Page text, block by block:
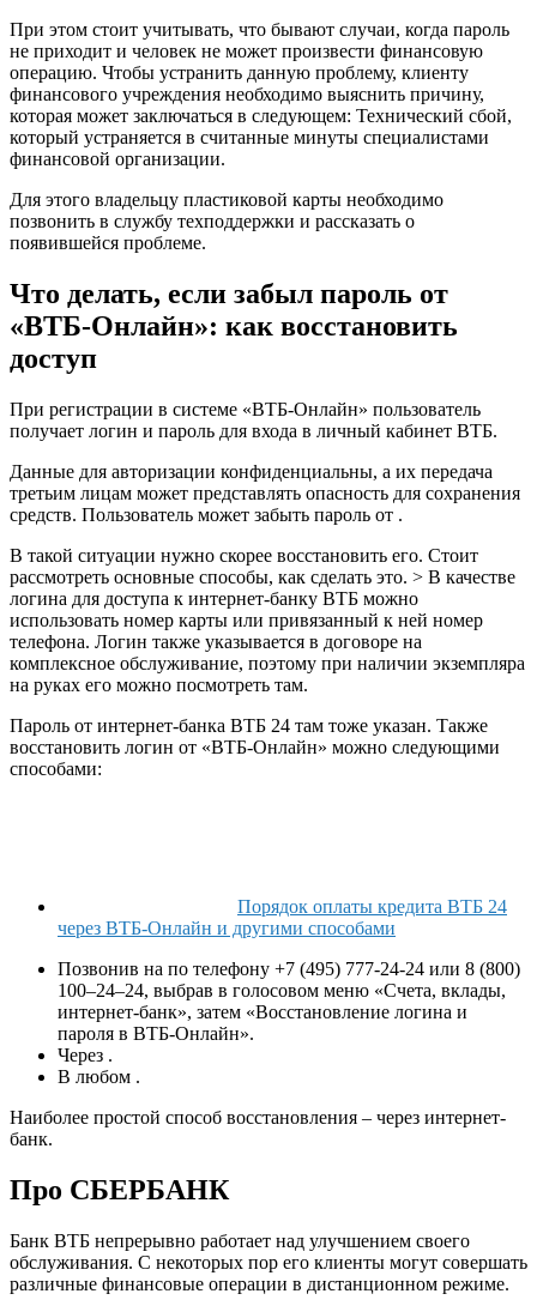
При этом стоит учитывать, что бывают случаи, когда пароль
не приходит и человек не может произвести финансовую
операцию. Чтобы устранить данную проблему, клиенту
финансового учреждения необходимо выяснить причину,
которая может заключаться в следующем: Технический сбой,
который устраняется в считанные минуты специалистами
финансовой организации.
Для этого владельцу пластиковой карты необходимо
позвонить в службу техподдержки и рассказать о
появившейся проблеме.
Что делать, если забыл пароль от
«ВТБ-Онлайн»: как восстановить
доступ
При регистрации в системе «ВТБ-Онлайн» пользователь
получает логин и пароль для входа в личный кабинет ВТБ.
Данные для авторизации конфиденциальны, а их передача
третьим лицам может представлять опасность для сохранения
средств. Пользователь может забыть пароль от .
В такой ситуации нужно скорее восстановить его. Стоит
рассмотреть основные способы, как сделать это. > В качестве
логина для доступа к интернет-банку ВТБ можно
использовать номер карты или привязанный к ней номер
телефона. Логин также указывается в договоре на
комплексное обслуживание, поэтому при наличии экземпляра
на руках его можно посмотреть там.
Пароль от интернет-банка ВТБ 24 там тоже указан. Также
восстановить логин от «ВТБ-Онлайн» можно следующими
способами:
Порядок оплаты кредита ВТБ 24
через ВТБ-Онлайн и другими способами
Позвонив на по телефону +7 (495) 777-24-24 или 8 (800)
100–24–24, выбрав в голосовом меню «Счета, вклады,
интернет-банк», затем «Восстановление логина и
пароля в ВТБ-Онлайн».
Через .
В любом .
Наиболее простой способ восстановления – через интернет-
банк.
Про СБЕРБАНК
Банк ВТБ непрерывно работает над улучшением своего
обслуживания. С некоторых пор его клиенты могут совершать
различные финансовые операции в дистанционном режиме.